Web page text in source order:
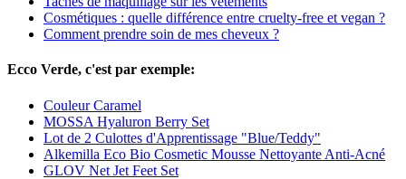
Cosmétiques : quelle différence entre cruelty-free et vegan ?
Comment prendre soin de mes cheveux ?
Ecco Verde, c'est par exemple:
Couleur Caramel
MOSSA Hyaluron Berry Set
Lot de 2 Culottes d'Apprentissage "Blue/Teddy"
Alkemilla Eco Bio Cosmetic Mousse Nettoyante Anti-Acné
GLOV Net Jet Feet Set